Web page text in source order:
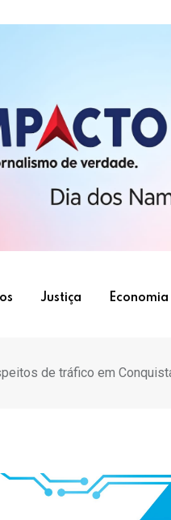
Justiça Economia
de tráfico em